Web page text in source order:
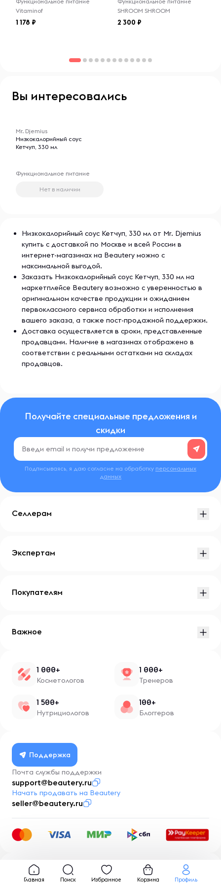
поддержания здоровья и укрепления мышц. С
передовых технологий, Mr. Djemius создает продукты,
Vitaminof
1 178
SHROOM SHROOM
2 300
Вы интересовались
Mr. Djemius
Низкокалорийный соус
Кетчуп, 330 мл
Функциональное питание
Нет в наличии
Низкокалорийный соус Кетчуп, 330 мл от Mr. Djemius
купить с доставкой по Москве и всей России в
интернет-магазинах на Beautery можно с
максимальной выгодой.
Заказать Низкокалорийный соус Кетчуп, 330 мл на
маркетплейсе Beautery возможно с уверенностью в
оригинальном качестве продукции и ожиданием
первоклассного сервиса обработки и исполнения
вашего заказа, а также пост-продажной поддержки.
Доставка осуществляется в сроки, представленные
продавцами. Наличие в магазинах отображено в
соответствии с реальными остатками на складах
продавцов.
Получайте специальные предложения и
скидки
Подписываясь, я даю согласие на обработку персональных
данных
Селлерам
Экспертам
Покупателям
Важное
1 000+
Косметологов
1 000+
Тренеров
1 500+
Нутрициологов
100+
Блоггеров
Поддержка
Почта службы поддержки
support@beautery.ru
Начать продавать на Beautery
seller@beautery.ru
Разработка BusinessMentor.ru
Главная Поиск Избранное Корзина Профиль